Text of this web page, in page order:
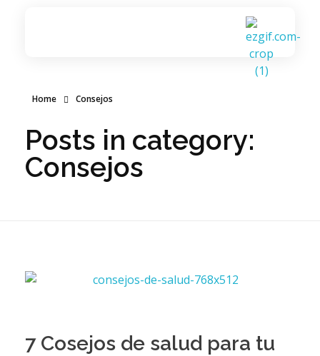
Home Consejos
Posts in category:
Consejos
7 Cosejos de salud para tu